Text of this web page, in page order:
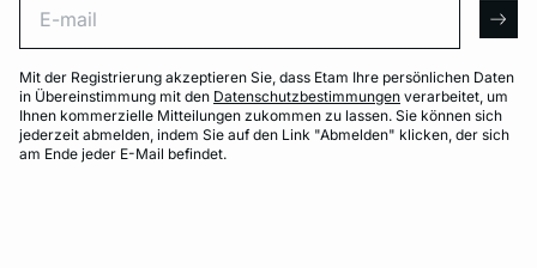
Mit der Registrierung akzeptieren Sie, dass Etam Ihre persönlichen Daten
in Übereinstimmung mit den Datenschutzbestimmungen verarbeitet, um
Ihnen kommerzielle Mitteilungen zukommen zu lassen. Sie können sich
jederzeit abmelden, indem Sie auf den Link "Abmelden" klicken, der sich
am Ende jeder E-Mail befindet.